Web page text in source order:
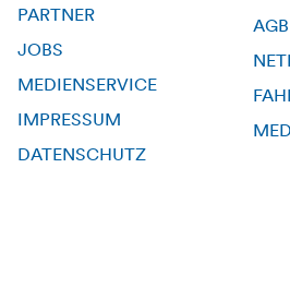
PARTNER
JOBS
MEDIENSERVICE
IMPRESSUM
DATENSCHUTZ
AGB